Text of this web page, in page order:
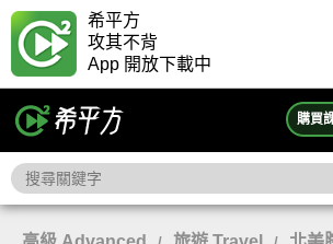
希平方
攻其不背
App 開放下載中
購買